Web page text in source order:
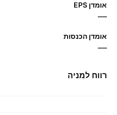
אומדן EPS
—
אומדן הכנסות
—
רווח למניה